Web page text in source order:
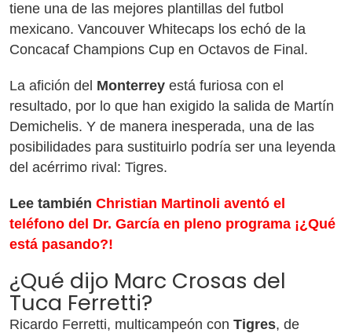
tiene una de las mejores plantillas del futbol
mexicano. Vancouver Whitecaps los echó de la
Concacaf Champions Cup en Octavos de Final.
La afición del Monterrey está furiosa con el
resultado, por lo que han exigido la salida de Martín
Demichelis. Y de manera inesperada, una de las
posibilidades para sustituirlo podría ser una leyenda
del acérrimo rival: Tigres.
Lee también Christian Martinoli aventó el
teléfono del Dr. García en pleno programa ¡¿Qué
está pasando?!
¿Qué dijo Marc Crosas del
Tuca Ferretti?
Ricardo Ferretti, multicampeón con Tigres, de